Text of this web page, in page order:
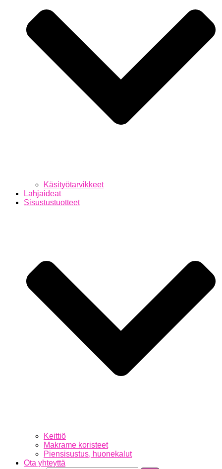
Käsityötarvikkeet
Lahjaideat
Sisustustuotteet
Keittiö
Makrame koristeet
Piensisustus, huonekalut
Ota yhteyttä